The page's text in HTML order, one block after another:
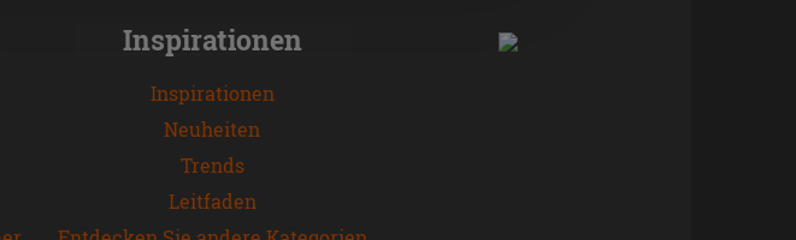
Inspirationen
Inspirationen
Neuheiten
Trends
Leitfaden